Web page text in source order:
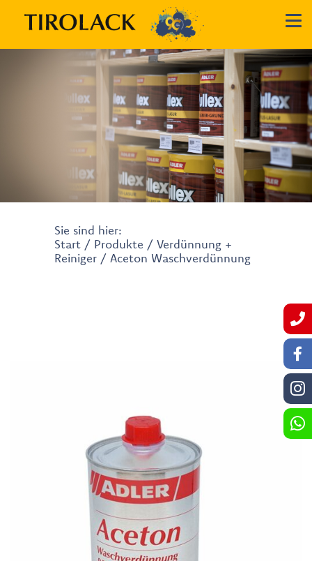
Sie sind hier:
Start/ Produkte / Verdünnung +
Reiniger/ Aceton Waschverdünnung